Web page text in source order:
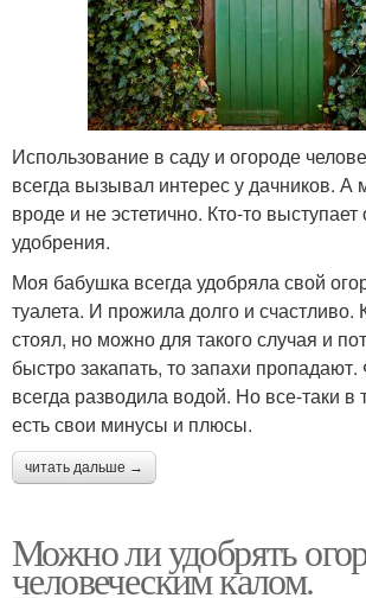
Использование в саду и огороде
всегда вызывал интерес у дачников. А
вроде и не эстетично. Кто-то выступает
удобрения.
Моя бабушка всегда удобряла свой
туалета. И прожила долго и счастливо.
стоял, но можно для такого случая и
быстро закапать, то запахи
всегда разводила водой. Но все-таки в
есть свои минусы и плюсы.
читать дальше →
Можно ли удобрять
человеческим калом.